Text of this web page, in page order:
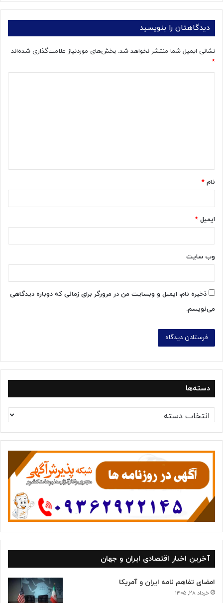
دیدگاهتان را بنویسید
نشانی ایمیل شما منتشر نخواهد شد. بخش‌های موردنیاز علامت‌گذاری شده‌اند
*
*
نام *
ایمیل *
وب‌ سایت
ذخیره نام، ایمیل و وبسایت من در مرورگر برای زمانی که دوباره دیدگاهی
می‌نویسم.
دسته‌ها
س
ت
ه‌
ه
آخرین اخبار اقتصادی ایران و جهان
امضای تفاهم نامه ایران و آمریکا
خرداد ۲۸, ۱۴۰۵